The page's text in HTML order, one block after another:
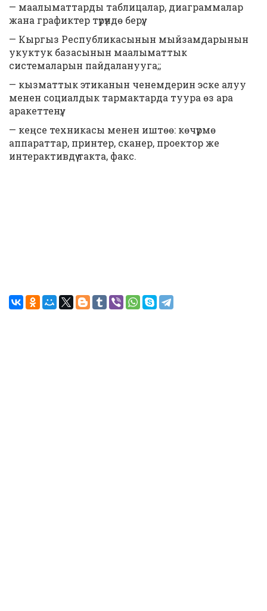
— маалыматтарды таблицалар, диаграммалар
жана графиктер түрүндө берүү;
— Кыргыз Республикасынын мыйзамдарынын
укуктук базасынын маалыматтык
системаларын пайдаланууга;;
— кызматтык этиканын ченемдерин эске алуу
менен социалдык тармактарда туура өз ара
аракеттенүү;
— кеңсе техникасы менен иштөө: көчүрмө
аппараттар, принтер, сканер, проектор же
интерактивдүү такта, факс.